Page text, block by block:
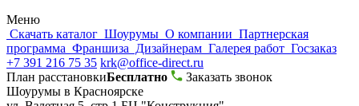
Меню
Скачать каталог Шоурумы О компании Партнерская
программа Франшиза Дизайнерам Галерея работ Госзаказ
+7 391 216 75 35 krk@office-direct.ru
План расстановкиБесплатно
Заказать звонок
Шоурумы в Красноярске